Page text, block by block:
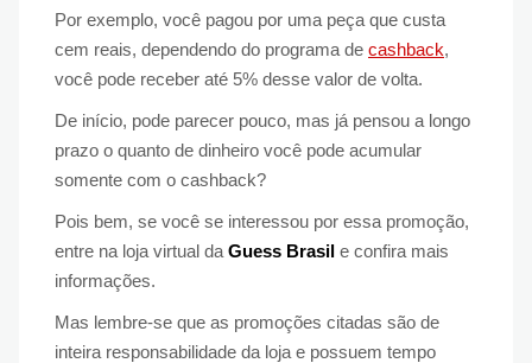
Por exemplo, você pagou por uma peça que custa
cem reais, dependendo do programa de cashback,
você pode receber até 5% desse valor de volta.
De início, pode parecer pouco, mas já pensou a longo
prazo o quanto de dinheiro você pode acumular
somente com o cashback?
Pois bem, se você se interessou por essa promoção,
entre na loja virtual da Guess Brasil e confira mais
informações.
Mas lembre-se que as promoções citadas são de
inteira responsabilidade da loja e possuem tempo